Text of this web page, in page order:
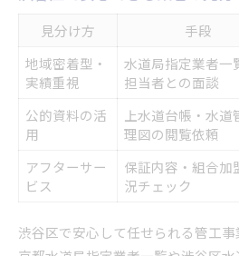
見分け方 手段
地域密着型・
実績重視
水道局指定業者一
担当者との面談
公的資料の活
用
上水道台帳・水道
理図の閲覧依頼
アフターサー
ビス
保証内容・組合加
況チェック
渋谷区で安心して任せられる管工